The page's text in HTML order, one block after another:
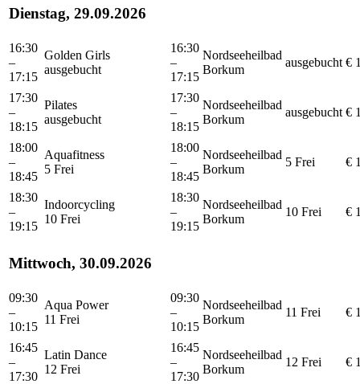
Dienstag, 29.09.2026
16:30
–
17:15
Golden Girls
ausgebucht
16:30
–
17:15
Nordseeheilbad
Borkum
ausgebucht €
17:30
–
18:15
Pilates
ausgebucht
17:30
–
18:15
Nordseeheilbad
Borkum
ausgebucht €
18:00
–
18:45
Aquafitness
5 Frei
18:00
–
18:45
Nordseeheilbad
Borkum
5 Frei €
18:30
–
19:15
Indoorcycling
10 Frei
18:30
–
19:15
Nordseeheilbad
Borkum
10 Frei €
Mittwoch, 30.09.2026
09:30
–
10:15
Aqua Power
11 Frei
09:30
–
10:15
Nordseeheilbad
Borkum
11 Frei €
16:45
–
17:30
Latin Dance
12 Frei
16:45
–
17:30
Nordseeheilbad
Borkum
12 Frei €